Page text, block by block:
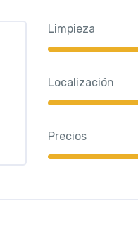
Limpieza
Localización
Precios